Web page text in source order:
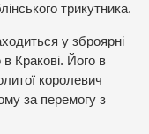
трикутника.
у зброярні
Кракові. Його в
королевич
за перемогу з